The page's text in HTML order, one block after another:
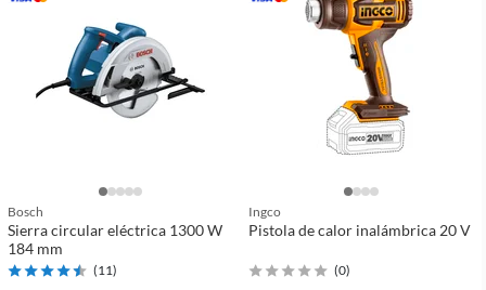
Bosch
Sierra circular eléctrica 1300 W
184 mm
(11)
Ingco
Pistola de calor inalámbrica 20 V
(0)